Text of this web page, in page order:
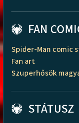
FAN
Spider-Man comic
Fan art
Szuperhősök
STÁTUSZ